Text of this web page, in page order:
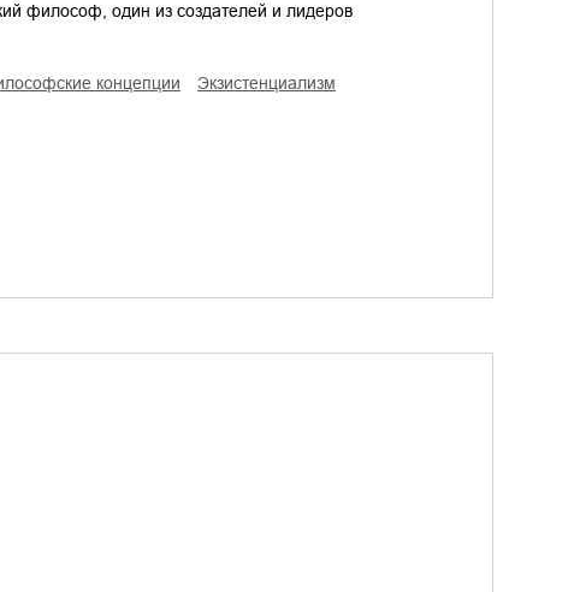
философ, один из создателей и лидеров
концепции
экзистенциализм